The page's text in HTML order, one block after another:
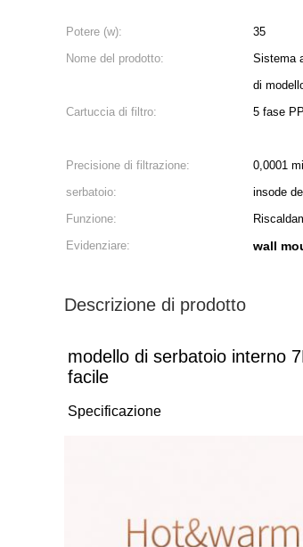
Potere (w):
35
Nome del prodotto:
Sistema
di
Cartuccia di filtro: 5 fase
Precisione di filtrazione: 0,0001
serbatoio:
insode
Funzione:
Evidenziare:
wall
Descrizione di prodotto
modello di serbatoio interno
facile
Specificazione